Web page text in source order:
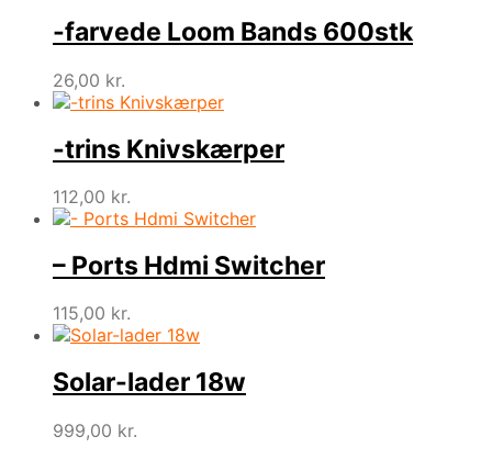
-farvede Loom Bands 600stk
26,00 kr.
-trins Knivskærper
112,00 kr.
– Ports Hdmi Switcher
115,00 kr.
Solar-lader 18w
999,00 kr.